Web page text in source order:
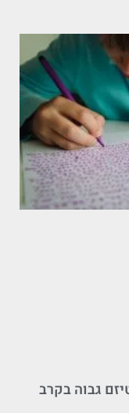
גבוה בקרב